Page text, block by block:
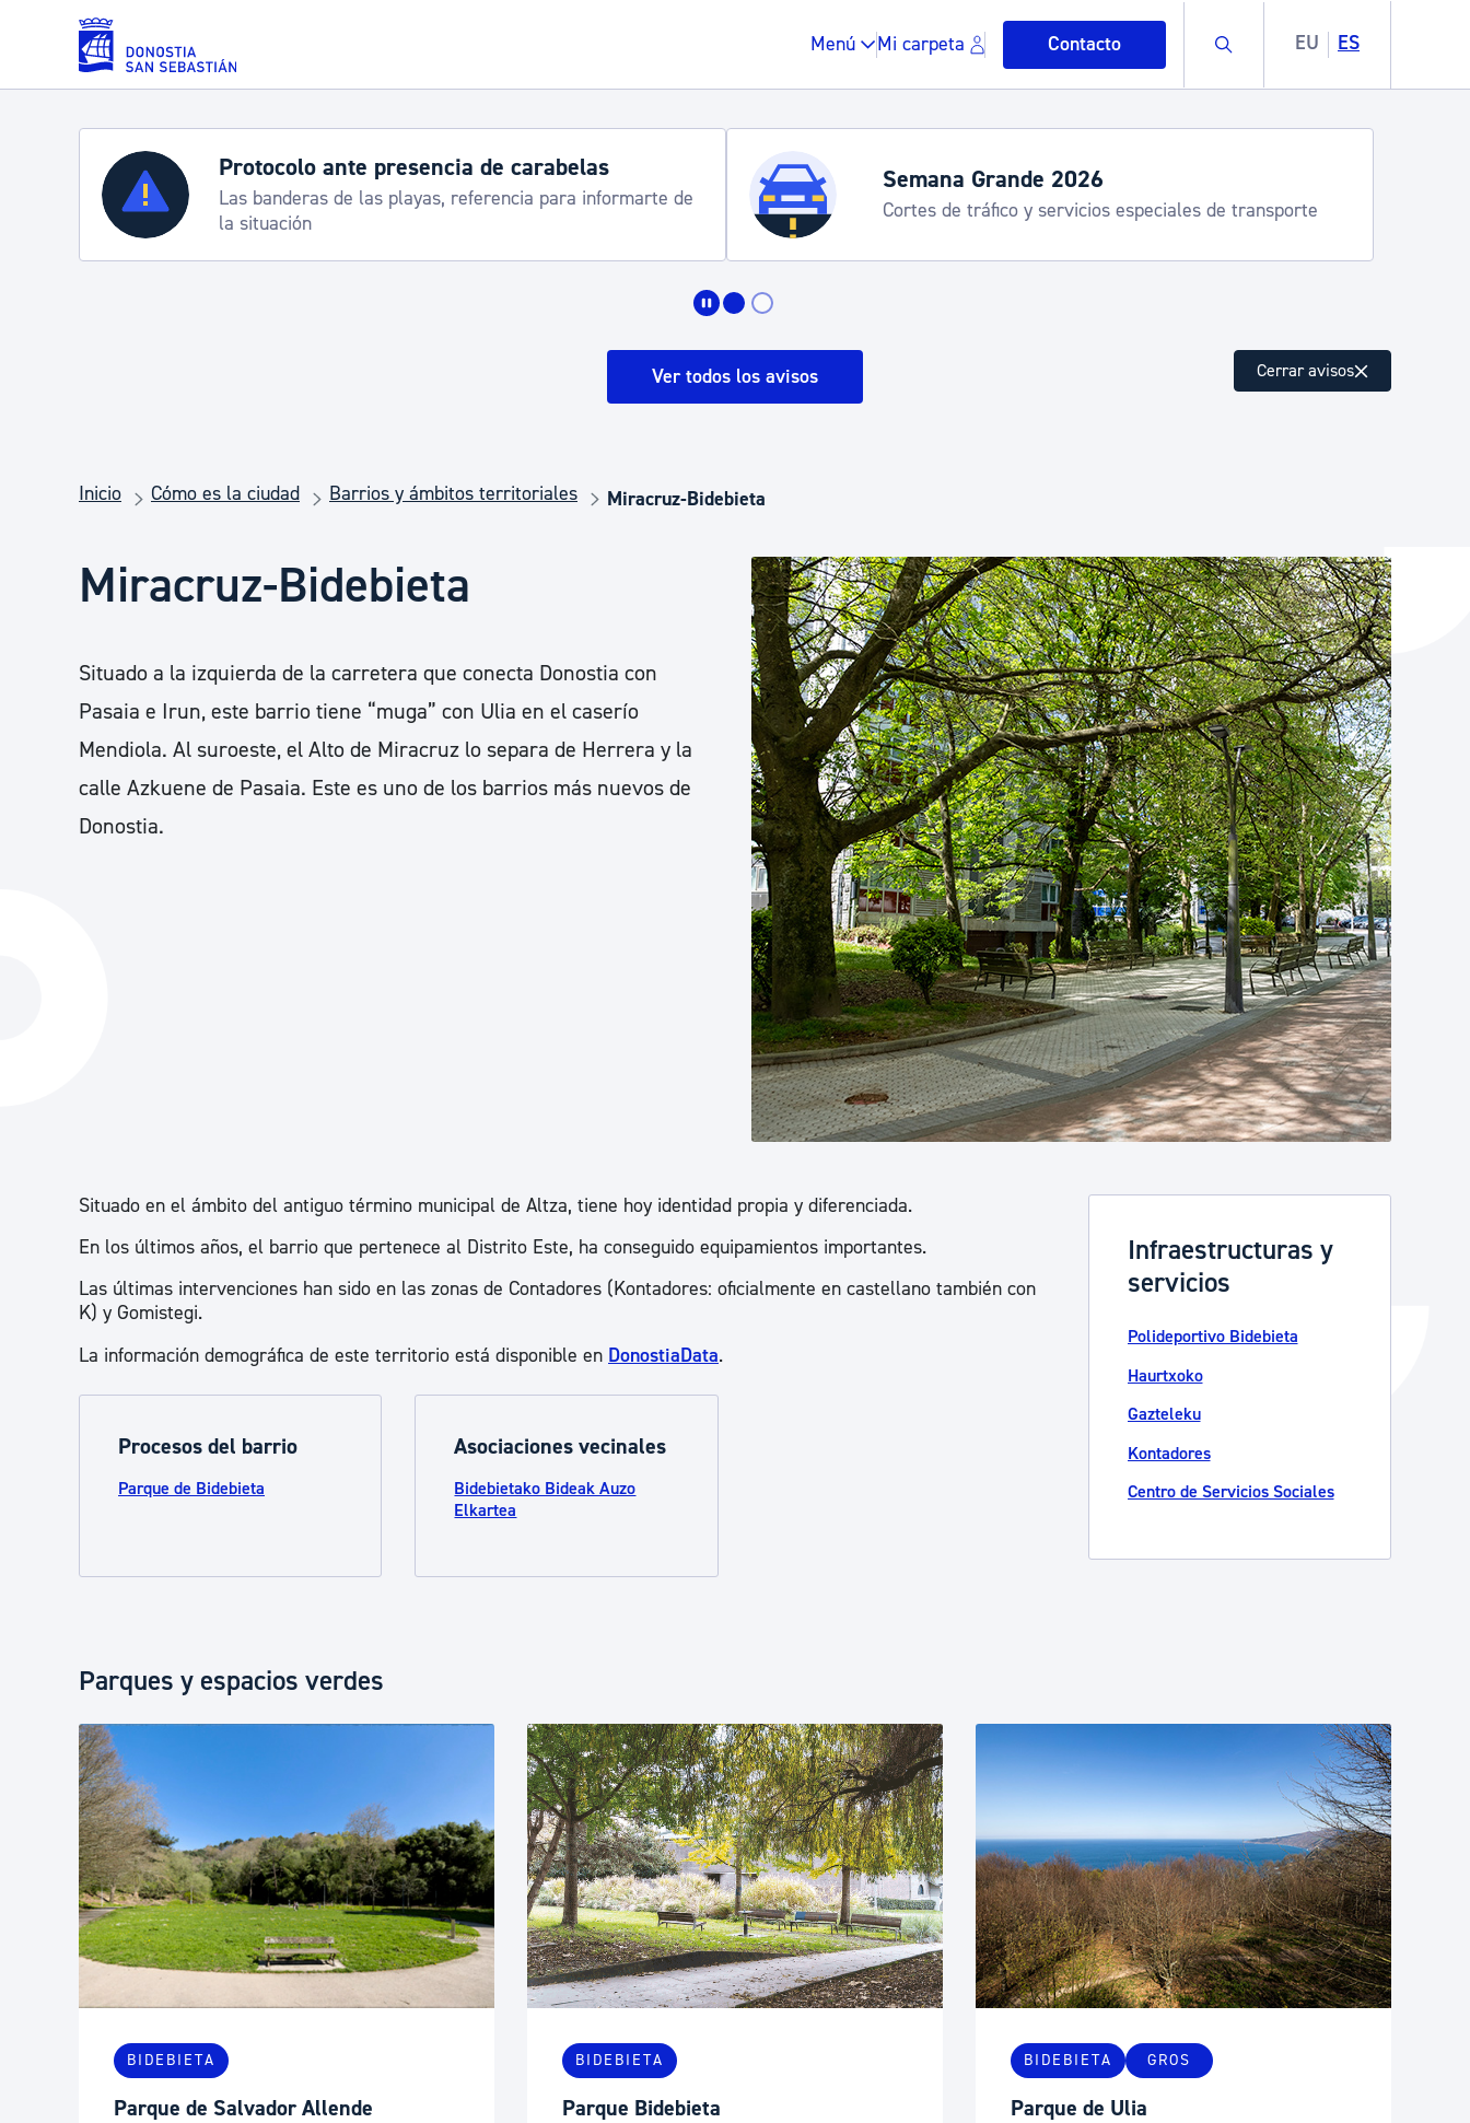
Saltar al contenido principal
Menú Mi carpeta Contacto Buscar EU ES
Servicios
Padrón y asuntos personales
Espacio público, residuos y medioambiente
Seguridad ciudadana y emergencias
Salud Pública, animales y consumo Desarrollo económico y empleo
Infancia y juventud Igualdad, Derechos Humanos y convivencia
Participación ciudadana y asociacionismo Cultura
Deporte Turismo
Administración municipal
Tablón de anuncios oficiales
Calendario fiscal
Portal de transparencia
Catálogo de trámites
Ayuda a la tramitación
Semana Grande 2026: programa
8-15 agosto
Horarios y servicios de verano
Udalinfo, Donostia Kirola, Donostia Kultura, San Telmo,
Urgull, Hondalea, Turismo
Ver todos los avisos Cerrar avisos
Inicio Cómo es la ciudad Barrios y ámbitos territoriales Miracruz-Bidebieta
Miracruz-Bidebieta
Situado a la izquierda de la carretera que conecta Donostia con
Pasaia e Irun, este barrio tiene “muga” con Ulia en el caserío
Mendiola. Al suroeste, el Alto de Miracruz lo separa de Herrera y la
calle Azkuene de Pasaia. Este es uno de los barrios más nuevos de
Donostia.
Situado en el ámbito del antiguo término municipal de Altza, tiene hoy identidad propia y diferenciada.
En los últimos años, el barrio que pertenece al Distrito Este, ha conseguido equipamientos importantes.
Las últimas intervenciones han sido en las zonas de Contadores (Kontadores: oficialmente en castellano también con
K) y Gomistegi.
La información demográfica de este territorio está disponible en DonostiaData.
Procesos del barrio
Parque de Bidebieta
Asociaciones vecinales
Bidebietako Bideak Auzo
Elkartea
Infraestructuras y
servicios
Polideportivo Bidebieta
Haurtxoko
Gazteleku
Kontadores
Centro de Servicios Sociales
Parques y espacios verdes
BIDEBIETA
Parque de Salvador Allende
BIDEBIETA
Parque Bidebieta
BIDEBIETA GROS
Parque de Ulia